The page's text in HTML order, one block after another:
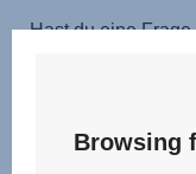
Browsing